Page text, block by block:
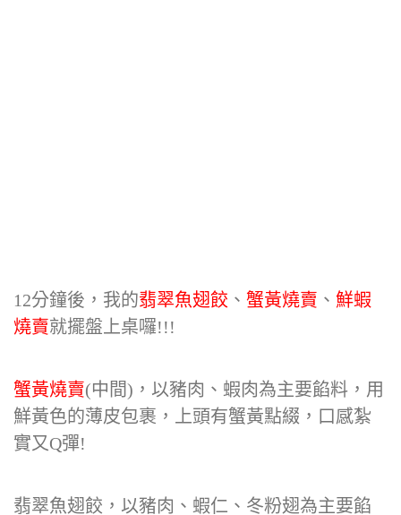
12分鐘後，我的翡翠魚翅餃 、 蟹黃燒賣 、 鮮蝦
燒賣就擺盤上桌囉!!!
蟹黃燒賣(中間)，以豬肉、蝦肉為主要餡料，用
鮮黃色的薄皮包裹，上頭有蟹黃點綴，口感紮
實又Q彈!
翡翠魚翅餃，以豬肉、蝦仁、冬粉翅為主要餡